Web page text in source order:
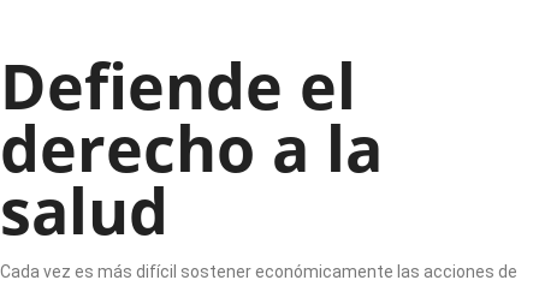
Defiende el
derecho a la
salud
Cada vez es más difícil sostener económicamente las acciones de